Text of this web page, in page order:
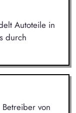
Autoteile in
durch
von